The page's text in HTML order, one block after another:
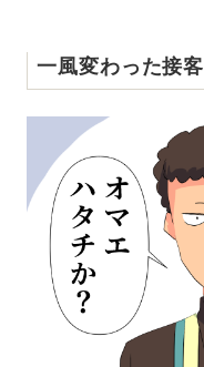
一風変わった接客